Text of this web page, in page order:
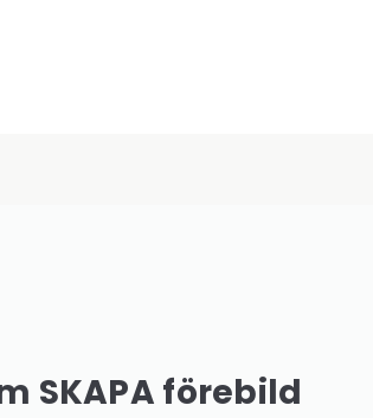
SKAPA förebild